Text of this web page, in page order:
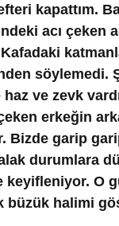
kapattım.
acı çeken
söylemedi.
ve zevk
erkeğin
Bizde garip
durumlara
keyifleniyor. O
büzük halimi